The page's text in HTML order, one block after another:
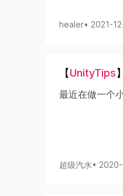
healer• 2021-
【UnityTips
最近在做一个
超级汽水•